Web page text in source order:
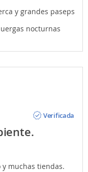
y grandes paseps
nocturnas
Verificada
muchas tiendas.